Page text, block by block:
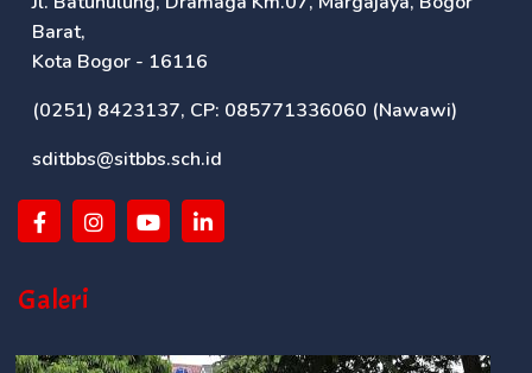
Barat,
Kota Bogor - 16116
(0251) 8423137, CP: 085771336060 (Nawawi)
sditbbs@sitbbs.sch.id
Galeri